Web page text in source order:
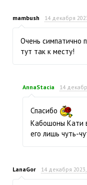
mambush 14 декабря
Очень симпатично
тут так к месту!
AnnaStacia 14
Спасибо
Кабошоны Кати
его лишь чуть-
LanaGor 14 декабря